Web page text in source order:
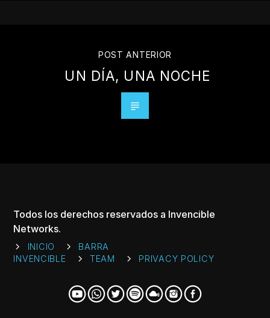
POST ANTERIOR
UN DÍA, UNA NOCHE
Todos los derechos reservados a Invencible
Networks.
INICIO
BARRA
INVENCIBLE
TEAM PRIVACY POLICY